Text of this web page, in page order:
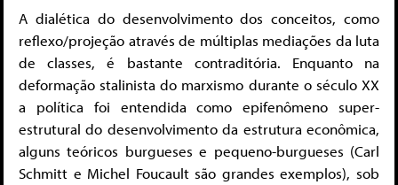
A dialética do desenvolvimento dos conceitos, como
reflexo/projeção através de múltiplas mediações da luta
de classes, é bastante contraditória. Enquanto na
deformação stalinista do marxismo durante o século XX
a política foi entendida como epifenômeno super-
estrutural do desenvolvimento da estrutura econômica,
alguns teóricos burgueses e pequeno-burgueses (Carl
Schmitt e Michel Foucault são grandes exemplos), sob